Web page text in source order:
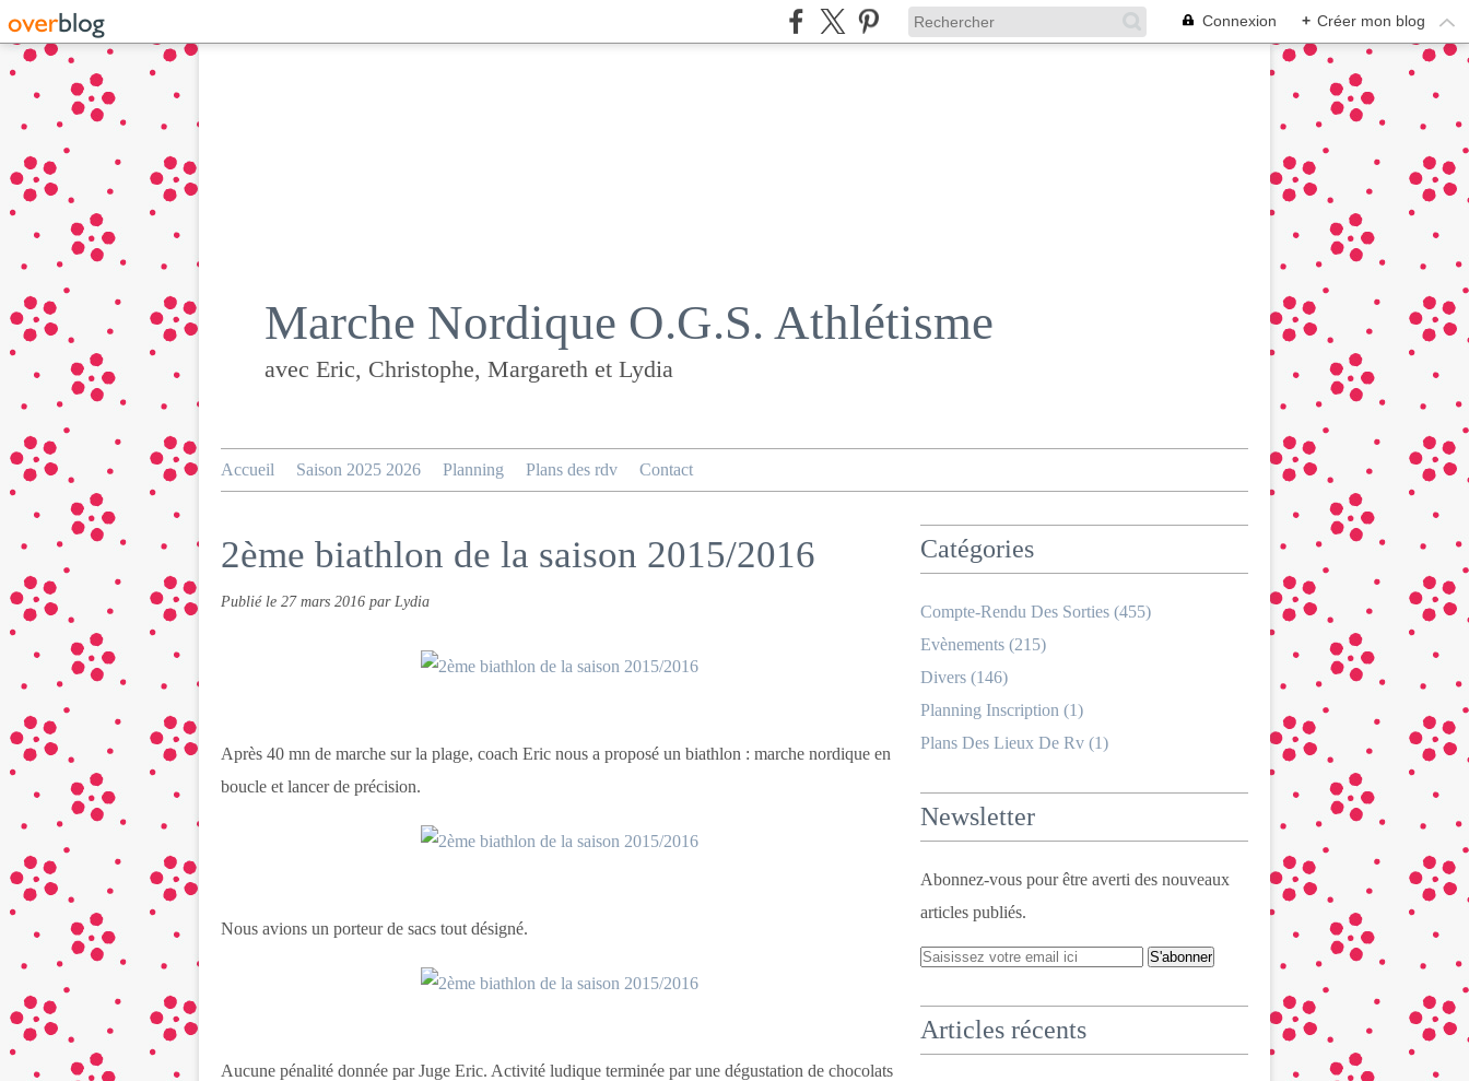
Connexion + Créer mon blog
Marche Nordique O.G.S. Athlétisme
avec Eric, Christophe, Margareth et Lydia
Accueil Saison 2025 2026 Planning Plans des rdv Contact
2ème biathlon de la saison 2015/2016
Publié le 27 mars 2016 par Lydia
Après 40 mn de marche sur la plage, coach Eric nous a proposé un biathlon : marche nordique en
boucle et lancer de précision.
Nous avions un porteur de sacs tout désigné.
Aucune pénalité donnée par Juge Eric. Activité ludique terminée par une dégustation de chocolats
Catégories
Compte-Rendu Des Sorties (455)
Evènements (215)
Divers (146)
Planning Inscription (1)
Plans Des Lieux De Rv (1)
Newsletter
Abonnez-vous pour être averti des nouveaux
articles publiés.
Articles récents